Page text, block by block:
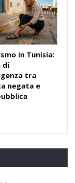
in Tunisia:
di
tra
negata e